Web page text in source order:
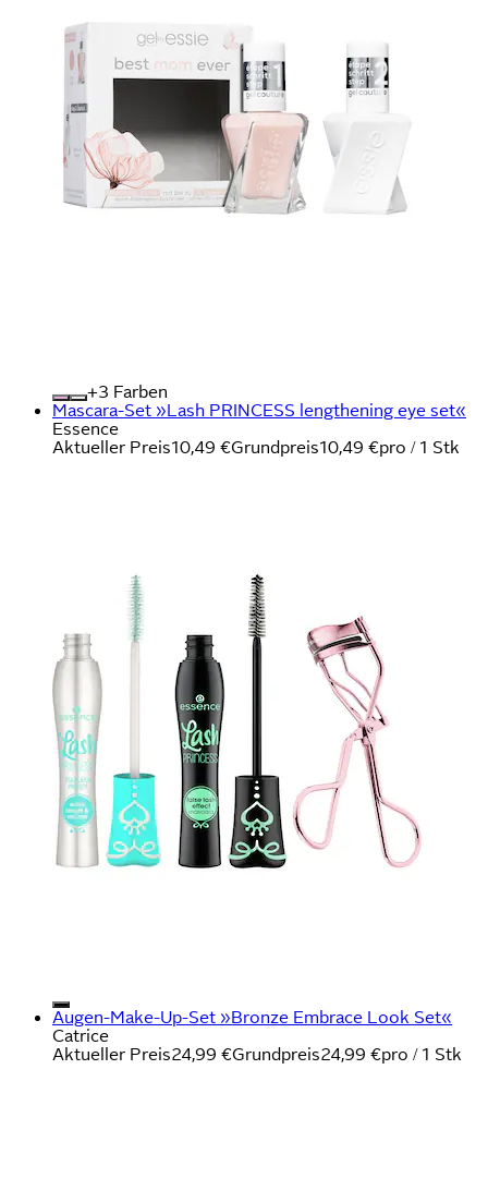
+
Farben
Mascara-Set »Lash PRINCESS lengthening eye set«
Essence
Aktueller Preis10,49 €Grundpreis10,49 €pro / 1 Stk
Augen-Make-Up-Set »Bronze Embrace Look Set«
Catrice
Aktueller Preis24,99 €Grundpreis24,99 €pro / 1 Stk